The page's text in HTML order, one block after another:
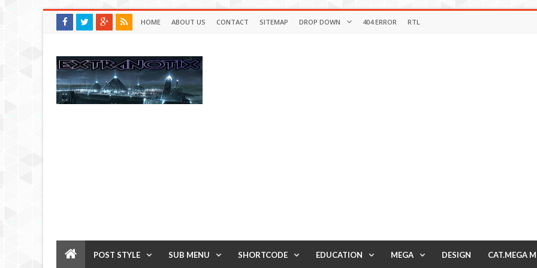
HOME ABOUT US CONTACT SITEMAP DROP DOWN 404 ERROR RTL
POST STYLE SUB MENU SHORTCODE EDUCATION MEGA DESIGN CAT.MEGA